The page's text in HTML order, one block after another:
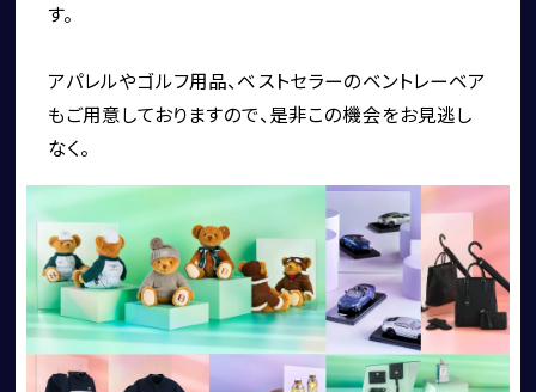
す。
アパレルやゴルフ用品、ベストセラーのベントレーベア
もご用意しておりますので、是非この機会をお見逃し
なく。